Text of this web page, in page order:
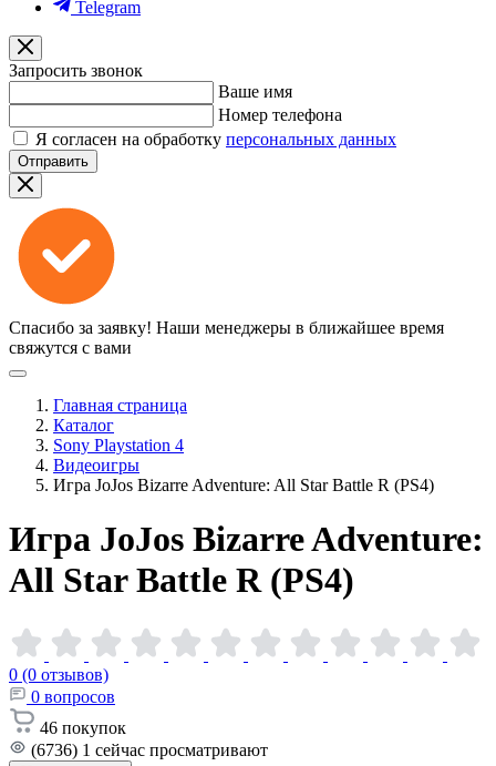
Telegram
Запросить звонок
Ваше имя
Номер телефона
Я согласен на обработку персональных данных
Отправить
Спасибо за заявку! Наши менеджеры в ближайшее время
свяжутся с вами
Главная страница
Каталог
Sony Playstation 4
Видеоигры
Игра JoJos Bizarre Adventure: All Star Battle R (PS4)
Игра JoJos Bizarre Adventure:
All Star Battle R (PS4)
0 (0 отзывов)
0 вопросов
46 покупок
(6736) 1 сейчас просматривают